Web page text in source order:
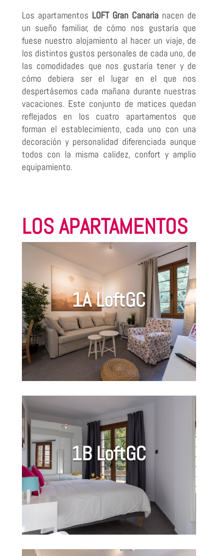
Los apartamentos LOFT Gran Canaria nacen de
un sueño familiar, de cómo nos gustaría que
fuese nuestro alojamiento al hacer un viaje, de
los distintos gustos personales de cada uno, de
las comodidades que nos gustaría tener y de
cómo debiera ser el lugar en el que nos
despertásemos cada mañana durante nuestras
vacaciones. Este conjunto de matices quedan
reflejados en los cuatro apartamentos que
forman el establecimiento, cada uno con una
decoración y personalidad diferenciada aunque
todos con la misma calidez, confort y amplio
equipamiento.
LOS APARTAMENTOS
1A LoftGC
1B LoftGC